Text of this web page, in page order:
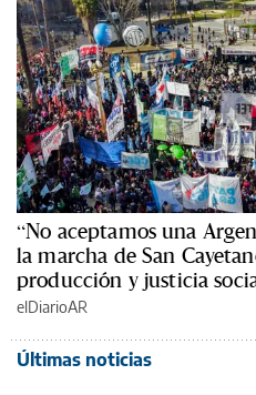
“No aceptamos una
la marcha de San
producción y justicia
elDiarioAR
Últimas noticias